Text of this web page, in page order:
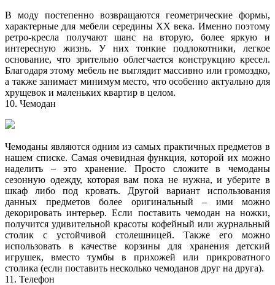
В моду постепенно возвращаются геометрические формы,
характерные для мебели середины ХХ века. Именно поэтому
ретро-кресла получают шанс на вторую, более яркую и
интересную жизнь. У них тонкие подлокотники, легкое
основание, что зрительно облегчается конструкцию кресел.
Благодаря этому мебель не выглядит массивно или громоздко,
а также занимает минимум место, что особенно актуально для
хрущевок и маленьких квартир в целом.
10. Чемодан
Чемоданы являются одним из самых практичных предметов в
нашем списке. Самая очевидная функция, которой их можно
наделить – это хранение. Просто сложите в чемоданы
сезонную одежду, которая вам пока не нужна, и уберите в
шкаф либо под кровать. Другой вариант использования
данных предметов более оригинальный – ими можно
декорировать интерьер. Если поставить чемодан на ножки,
получится удивительной красоты кофейный или журнальный
столик с устойчивой столешницей. Также его можно
использовать в качестве корзины для хранения детский
игрушек, вместо тумбы в прихожей или прикроватного
столика (если поставить несколько чемоданов друг на друга).
11. Телефон